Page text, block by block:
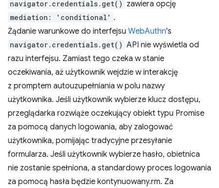
navigator.credentials.get() zawiera opcję
mediation: 'conditional' .
Żądanie warunkowe do interfejsu WebAuthn's
navigator.credentials.get() API nie wyświetla od
razu interfejsu. Zamiast tego czeka w stanie
oczekiwania, aż użytkownik wejdzie w interakcję
z promptem autouzupełniania w polu nazwy
użytkownika. Jeśli użytkownik wybierze klucz dostępu,
przeglądarka rozwiąże oczekujący obiekt typu Promise
za pomocą danych logowania, aby zalogować
użytkownika, pomijając tradycyjne przesyłanie
formularza. Jeśli użytkownik wybierze hasło, obietnica
nie zostanie spełniona, a standardowy proces logowania
za pomocą hasła będzie kontynuowany.rm. Za